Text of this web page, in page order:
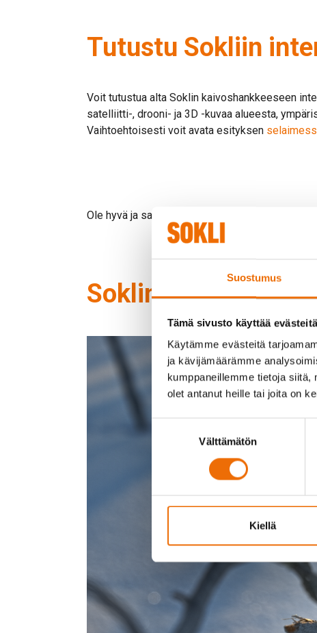
Suostumus
Tämä sivusto käyttää evästeitä
Käytämme evästeitä
ja kävijämäärämme
kumppaneillemme tietoja
olet antanut heille tai joita on
Välttämätön
Kiellä
Tutustu Sokliin
Voit tutustua alta Soklin kaivoshankkeeseen
satelliitti-, drooni- ja 3D -kuvaa alueesta,
Vaihtoehtoisesti voit avata esityksen
Ole hyvä ja salli
Soklin